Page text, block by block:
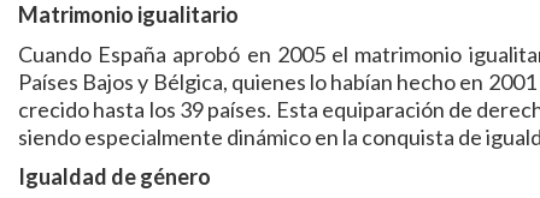
Matrimonio igualitario
Cuando España aprobó en 2005 el matrimonio
Países Bajos y Bélgica, quienes lo habían hecho en
crecido hasta los 39 países. Esta equiparación de
siendo especialmente dinámico en la conquista de
Igualdad de género